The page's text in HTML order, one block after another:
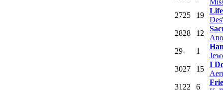
2725 19
Life
2828 12
29- 1
3027 15
I
31 22 6